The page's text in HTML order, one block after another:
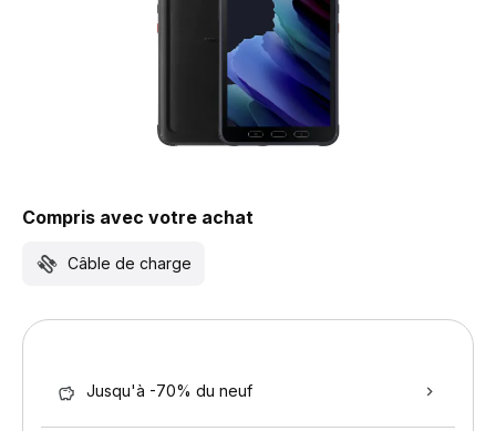
Compris avec votre achat
Câble de charge
Jusqu'à -70% du neuf